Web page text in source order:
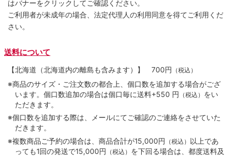
はバナーをクリックしてご確認ください。
ご利用者が未成年の場合、法定代理人の利用同意を得てご利用くだ
さい。
送料について
【北海道（北海道内の離島も含みます）】 700円 （税込）
※商品のサイズ・ご注文数の都合上、個口数を追加する場合がござ
います。個口数追加の場合は個口毎に送料+550 円 （税込） をい
ただきます。
※個口数を追加する際は、メールにてご確認のご連絡をさせていた
だきます。
※複数商品ご予約の場合は、商品合計が15,000円 （税込） 以上であ
っても1回の発送で15,000円 （税込） を下回る場合は、都度送料及